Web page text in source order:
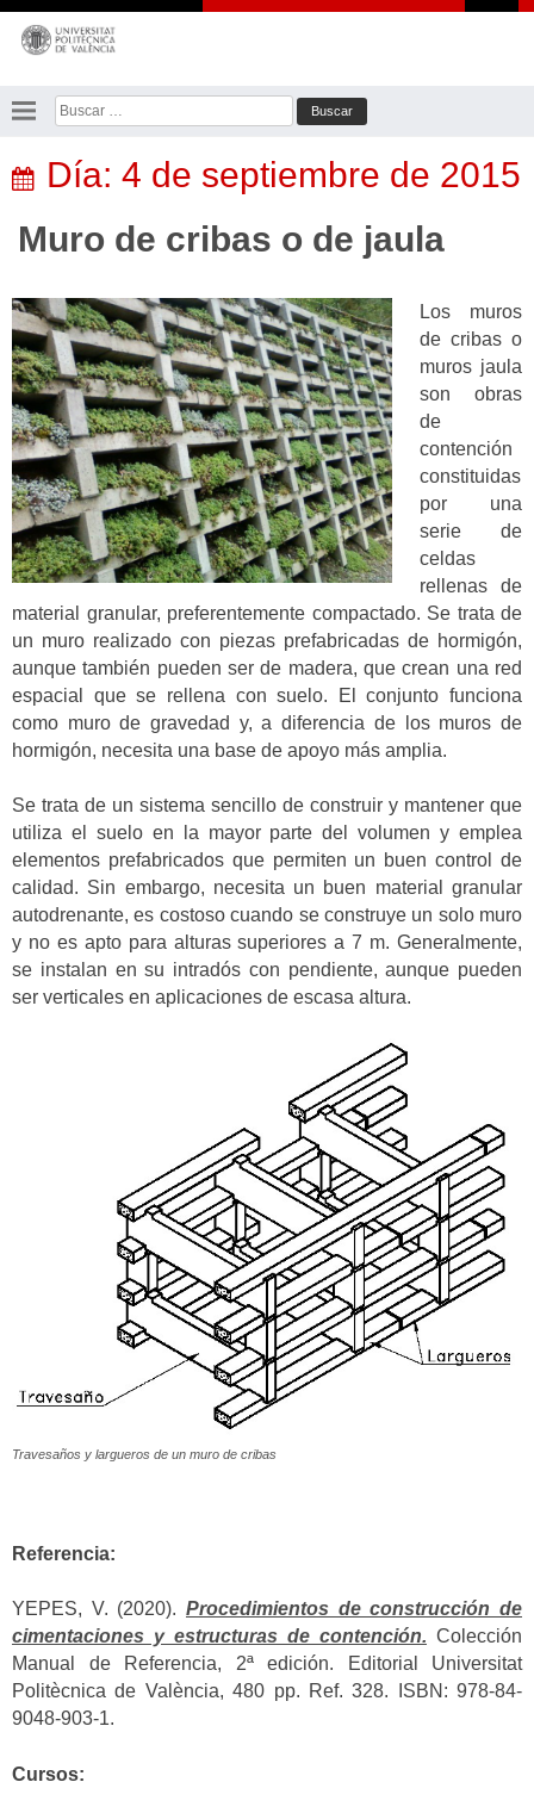
Saltar
contenido
Buscar:
Día: 4 de septiembre de 2015
Muro de cribas o de jaula
Los muros
de cribas o
muros jaula
son obras
de
contención
constituidas
por una
serie de
celdas
rellenas de
material granular, preferentemente compactado. Se trata de
un muro realizado con piezas prefabricadas de hormigón,
aunque también pueden ser de madera, que crean una red
espacial que se rellena con suelo. El conjunto funciona
como muro de gravedad y, a diferencia de los muros de
hormigón, necesita una base de apoyo más amplia.
Se trata de un sistema sencillo de construir y mantener que
utiliza el suelo en la mayor parte del volumen y emplea
elementos prefabricados que permiten un buen control de
calidad. Sin embargo, necesita un buen material granular
autodrenante, es costoso cuando se construye un solo muro
y no es apto para alturas superiores a 7 m. Generalmente,
se instalan en su intradós con pendiente, aunque pueden
ser verticales en aplicaciones de escasa altura.
Travesaños y largueros de un muro de cribas
Referencia:
YEPES, V. (2020). Procedimientos de construcción de
cimentaciones y estructuras de contención. Colección
Manual de Referencia, 2ª edición. Editorial Universitat
Politècnica de València, 480 pp. Ref. 328. ISBN: 978-84-
9048-903-1.
Cursos: